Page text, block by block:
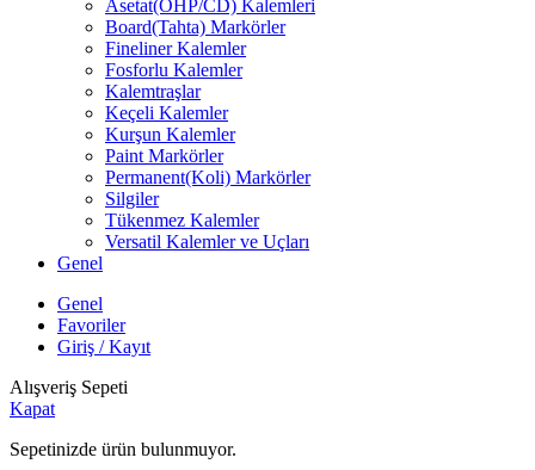
Asetat(OHP/CD) Kalemleri
Board(Tahta) Markörler
Fineliner Kalemler
Fosforlu Kalemler
Kalemtraşlar
Keçeli Kalemler
Kurşun Kalemler
Paint Markörler
Permanent(Koli) Markörler
Silgiler
Tükenmez Kalemler
Versatil Kalemler ve Uçları
Genel
Genel
Favoriler
Giriş / Kayıt
Alışveriş Sepeti
Kapat
Sepetinizde ürün bulunmuyor.